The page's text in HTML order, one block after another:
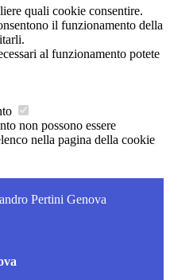
quali cookie consentire.
il funzionamento della
al funzionamento potete
non possono essere
nella pagina della cookie
Pertini Genova